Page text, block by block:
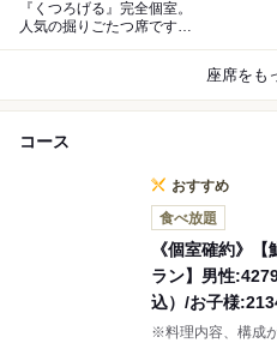
『くつろげる』完全個室。
人気の掘りごたつ席です！
座席をも
コース
おすすめ
食べ放題
《個室確約》
ラン】男性
込）/お子様
※料理内容、構成が